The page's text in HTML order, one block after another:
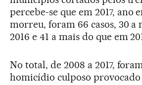
percebe-se que em 2017, ano
morreu, foram 66 casos, 30 a
2016 e 41 a mais do que em
No total, de 2008 a 2017,
homicídio culposo